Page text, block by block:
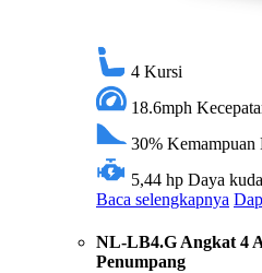
4 Kursi
18.6mph
30% Kemampuan
5,44 hp Daya kuda
Baca selengkapnya
NL-LB4.G Angkat 4
Penumpang